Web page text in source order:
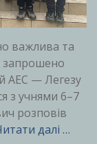
важлива та
запрошено
АЕС — Легезу
з учнями 6–7
розповів
далі …